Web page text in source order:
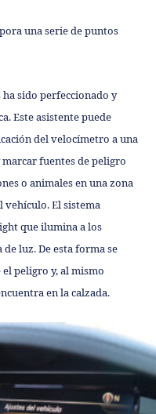
una serie de puntos
sido perfeccionado y
Este asistente puede
del velocímetro a una
fuentes de peligro
o animales en una zona
vehículo. El sistema
que ilumina a los
luz. De esta forma se
peligro y, al mismo
en la calzada.